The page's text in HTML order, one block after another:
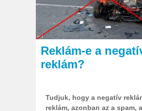
Reklám-e a
reklám?
Tudjuk, hogy a negatív
reklám, azonban az a spam,